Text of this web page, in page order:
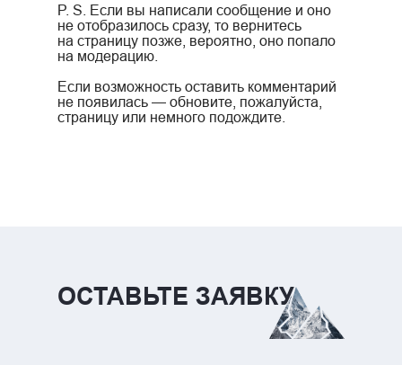
P. S. Если вы написали сообщение и оно
не отобразилось сразу, то вернитесь
на страницу позже, вероятно, оно попало
на модерацию.
Если возможность оставить комментарий
не появилась — обновите, пожалуйста,
страницу или немного подождите.
ОСТАВЬТЕ ЗАЯВКУ